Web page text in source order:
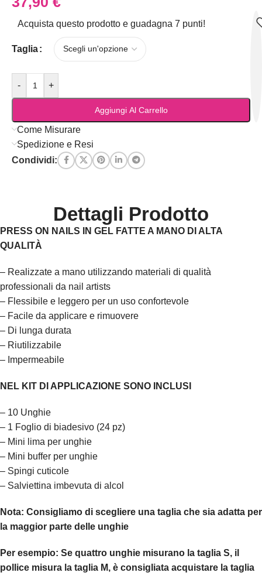
Acquista questo prodotto e guadagna 7 punti!
Taglia
- +
Aggiungi Al Carrello
Come Misurare
Spedizione e Resi
Condividi:
Dettagli Prodotto
PRESS ON NAILS IN GEL FATTE A MANO DI ALTA
QUALITÀ
– Realizzate a mano utilizzando materiali di qualità
professionali da nail artists
– Flessibile e leggero per un uso confortevole
– Facile da applicare e rimuovere
– Di lunga durata
– Riutilizzabile
– Impermeabile
NEL KIT DI APPLICAZIONE SONO INCLUSI
– 10 Unghie
– 1 Foglio di biadesivo (24 pz)
– Mini lima per unghie
– Mini buffer per unghie
– Spingi cuticole
– Salviettina imbevuta di alcol
Nota: Consigliamo di scegliere una taglia che sia adatta per
la maggior parte delle unghie
Per esempio: Se quattro unghie misurano la taglia S, il
pollice misura la taglia M, è consigliata acquistare la taglia